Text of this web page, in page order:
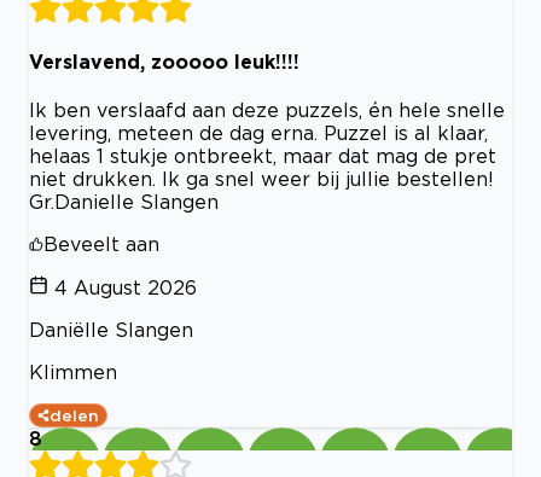
Verslavend, zooooo leuk!!!!
Ik ben verslaafd aan deze puzzels, én hele snelle
levering, meteen de dag erna. Puzzel is al klaar,
helaas 1 stukje ontbreekt, maar dat mag de pret
niet drukken. Ik ga snel weer bij jullie bestellen!
Gr.Danielle Slangen
Beveelt aan
4 August 2026
Daniëlle Slangen
Klimmen
delen
8